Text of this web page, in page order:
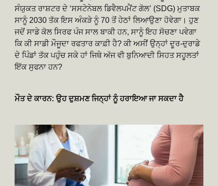
ਸੰਯੁਕਤ ਰਾਸ਼ਟਰ ਦੇ ‘ਸਸਟੇਨੇਬਲ ਡਿਵੈਲਪਮੈਂਟ ਗੋਲ’ (SDG) ਮੁਤਾਬਕ
ਸਾਨੂੰ 2030 ਤੱਕ ਇਸ ਅੰਕੜੇ ਨੂੰ 70 ਤੋਂ ਹੇਠਾਂ ਲਿਆਉਣਾ ਹੋਵੇਗਾ। ਹੁਣ
ਜਦੋਂ ਸਾਡੇ ਕੋਲ ਸਿਰਫ ਪੰਜ ਸਾਲ ਬਾਕੀ ਹਨ, ਸਾਨੂੰ ਇਹ ਸੋਚਣਾ ਪਵੇਗਾ
ਕਿ ਕੀ ਸਾਡੀ ਮੌਜੂਦਾ ਰਫਤਾਰ ਕਾਫ਼ੀ ਹੈ? ਕੀ ਅਸੀਂ ਉਨ੍ਹਾਂ ਦੂਰ-ਦੁਰਾਡੇ
ਦੇ ਪਿੰਡਾਂ ਤੱਕ ਪਹੁੰਚ ਸਕੇ ਹਾਂ ਜਿਥੇ ਅੱਜ ਵੀ ਬੁਨਿਆਦੀ ਸਿਹਤ ਸਹੂਲਤਾਂ
ਇੱਕ ਸੁਫਨਾ ਹਨ?
ਮੌਤ ਦੇ ਕਾਰਨ: ਉਹ ਦੁਸ਼ਮਣ ਜਿਨ੍ਹਾਂ ਨੂੰ ਹਰਾਇਆ ਜਾ ਸਕਦਾ ਹੈ